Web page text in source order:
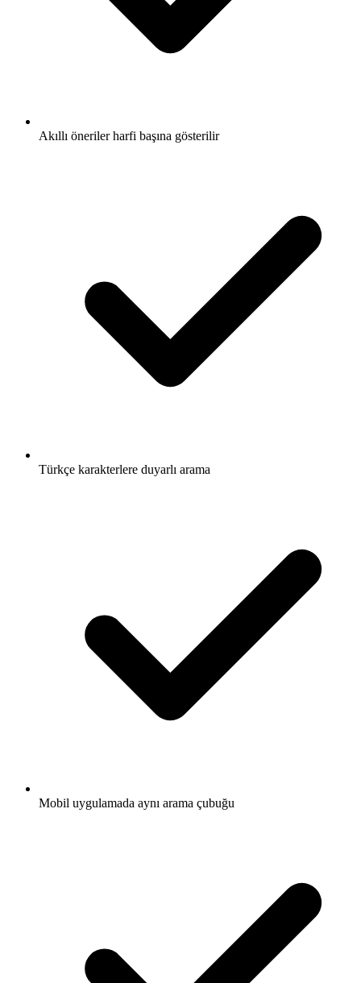
Akıllı öneriler harfi başına gösterilir
Türkçe karakterlere duyarlı arama
Mobil uygulamada aynı arama çubuğu